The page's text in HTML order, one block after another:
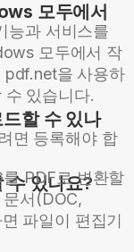
모두에서
능과 서비스를
모두에서 작
pdf.net을 사용하
수 있습니다.
할 수 있나
면 등록해야 합
수 있나요?
PDF로 변환할
서(DOC,
파일이 편집기